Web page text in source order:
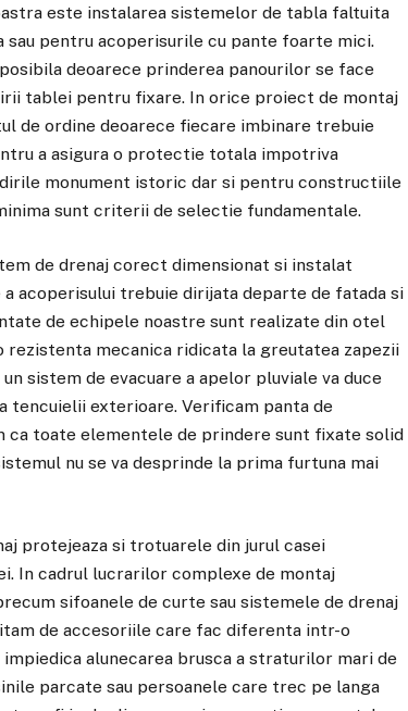
este instalarea sistemelor de tabla faltuita
pentru acoperisurile cu pante foarte mici.
deoarece prinderea panourilor se face
tablei pentru fixare. In orice proiect de montaj
de ordine deoarece fiecare imbinare trebuie
a asigura o protectie totala impotriva
monument istoric dar si pentru constructiile
sunt criterii de selectie fundamentale.
de drenaj corect dimensionat si instalat
acoperisului trebuie dirijata departe de fatada si
de echipele noastre sunt realizate din otel
rezistenta mecanica ridicata la greutatea zapezii
sistem de evacuare a apelor pluviale va duce
tencuielii exterioare. Verificam panta de
ca toate elementele de prindere sunt fixate solid
nu se va desprinde la prima furtuna mai
protejeaza si trotuarele din jurul casei
In cadrul lucrarilor complexe de montaj
sifoanele de curte sau sistemele de drenaj
de accesoriile care fac diferenta intr-o
alunecarea brusca a straturilor mari de
parcate sau persoanele care trec pe langa